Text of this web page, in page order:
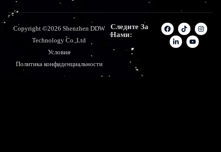
Copyright ©2026 Shenzhen DDW
Technology Co.,Ltd
Условия
Политика конфиденциальности
Следите За
Нами: